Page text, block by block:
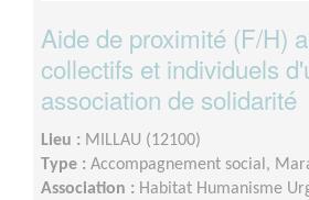
Aide de proximité (F/H)
collectifs et individuels
association de solidarité
Lieu : MILLAU (12100)
Type : Accompagnement social,
Association : Habitat Humanisme